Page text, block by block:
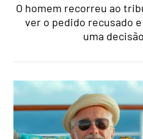
O homem recorreu ao
ver o pedido recusado
uma